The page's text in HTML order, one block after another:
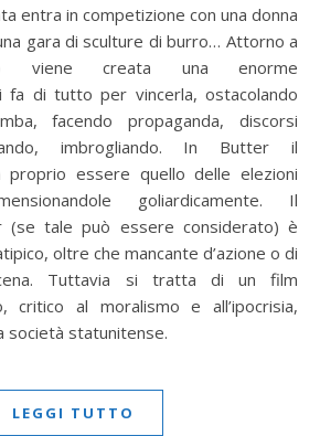
gara di sculture di burro… Attorno a
viene creata una enorme
fa di tutto per vincerla, ostacolando
facendo propaganda, discorsi
imbrogliando. In Butter il
proprio essere quello delle elezioni
goliardicamente. Il
(se tale può essere considerato) è
oltre che mancante d’azione o di
Tuttavia si tratta di un film
critico al moralismo e all’ipocrisia,
società statunitense.
LEGGI TUTTO